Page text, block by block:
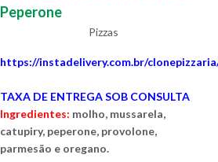
Peperone
Pizzas
https://instadelivery.com.br/
TAXA DE ENTREGA SOB CONSULTA
Ingredientes: molho, mussarela,
catupiry, peperone, provolone,
parmesão e oregano.